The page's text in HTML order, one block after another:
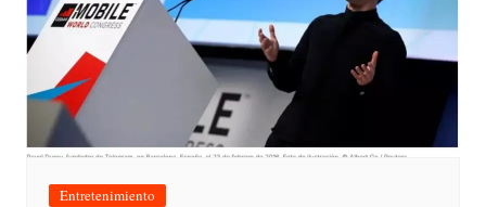
Entretenimiento